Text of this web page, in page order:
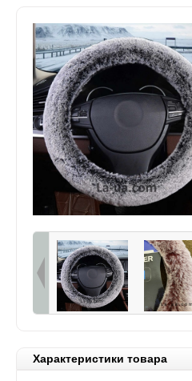
Характеристики товара